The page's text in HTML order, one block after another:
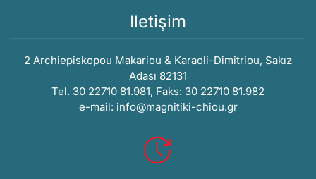
Iletişim
2 Archiepiskopou Makariou & Karaoli-Dimitriou, Sakız
Adası 82131
Tel. 30 22710 81.981, Faks: 30 22710 81.982
e-mail: info@magnitiki-chiou.gr